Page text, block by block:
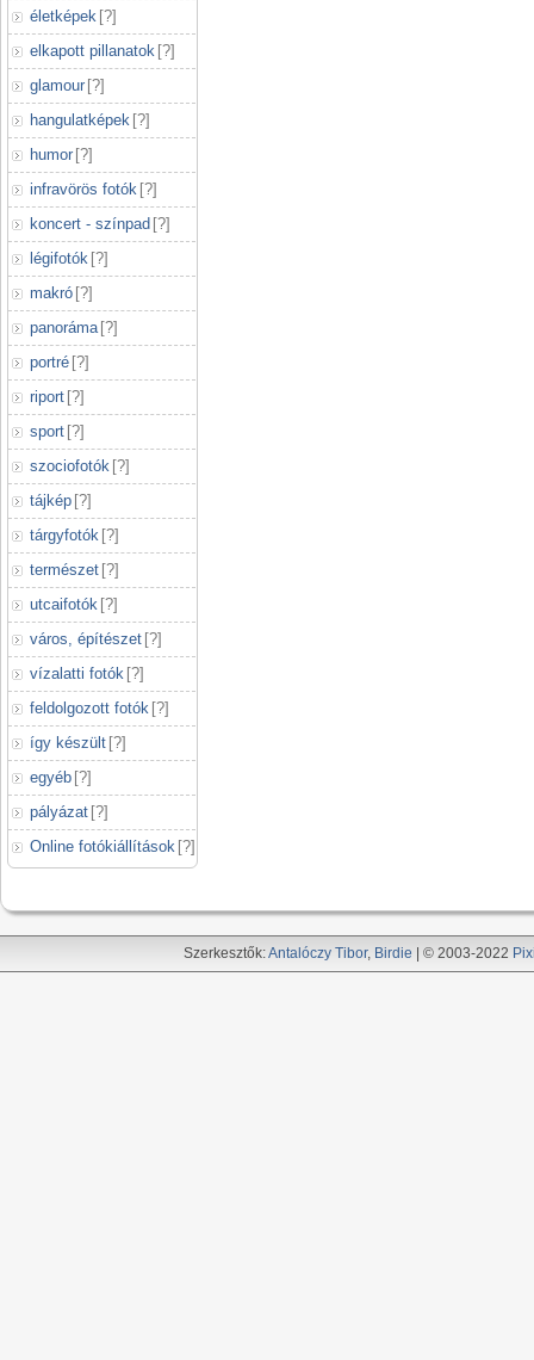
életképek [?]
elkapott pillanatok [?]
glamour [?]
hangulatképek [?]
humor [?]
infravörös fotók [?]
koncert - színpad [?]
légifotók [?]
makró [?]
panoráma [?]
portré [?]
riport [?]
sport [?]
szociofotók [?]
tájkép [?]
tárgyfotók [?]
természet [?]
utcaifotók [?]
város, építészet [?]
vízalatti fotók [?]
feldolgozott fotók [?]
így készült [?]
egyéb [?]
pályázat [?]
Online fotókiállítások [?]
Szerkesztők:Antalóczy Tibor, Birdie | © 2003-2022